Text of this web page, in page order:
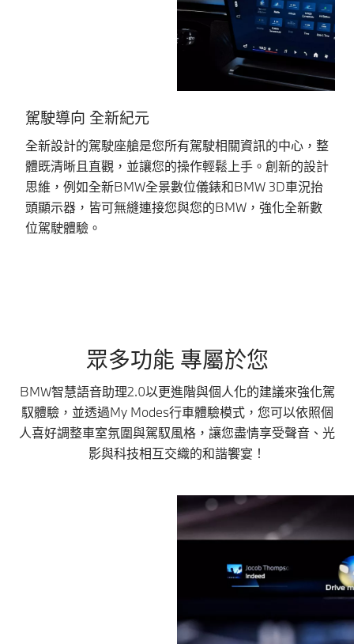
駕駛導向 全新紀元
全新設計的駕駛座艙是您所有駕駛相關資訊的中心，整
體既清晰且直觀，並讓您的操作輕鬆上手。創新的設計
思維，例如全新BMW全景數位儀錶和BMW 3D車況抬
頭顯示器，皆可無縫連接您與您的BMW，強化全新數
位駕駛體驗。
眾多功能 專屬於您
BMW智慧語音助理2.0以更進階與個人化的建議來強化駕
馭體驗，並透過My Modes行車體驗模式，您可以依照個
人喜好調整車室氛圍與駕馭風格，讓您盡情享受聲音、光
影與科技相互交織的和諧饗宴！